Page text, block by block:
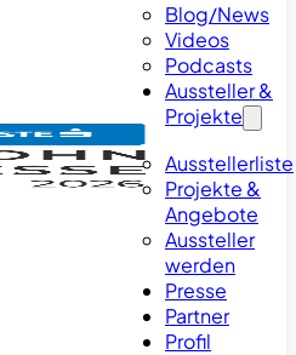
Blog/News
Videos
Podcasts
Aussteller &
Projekte
Ausstellerliste
Projekte &
Angebote
Aussteller
werden
Presse
Partner
Profil